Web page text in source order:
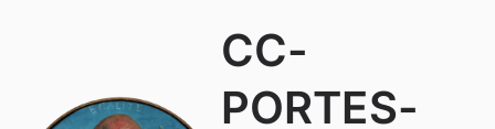
CC-
PORTES-